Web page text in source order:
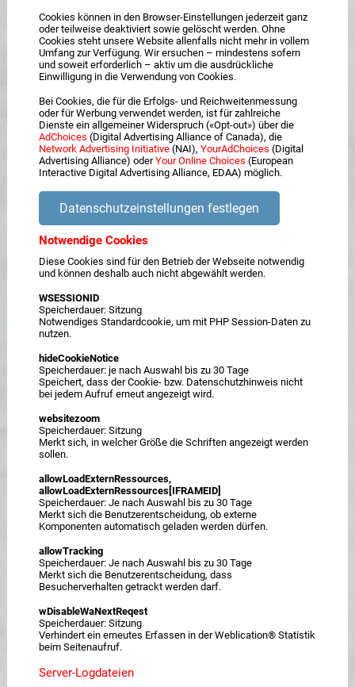
Cookies können in den Browser-Einstellungen jederzeit ganz
oder teilweise deaktiviert sowie gelöscht werden. Ohne
Cookies steht unsere Website allenfalls nicht mehr in vollem
Umfang zur Verfügung. Wir ersuchen – mindestens sofern
und soweit erforderlich – aktiv um die ausdrückliche
Einwilligung in die Verwendung von Cookies.
Bei Cookies, die für die Erfolgs- und Reichweitenmessung
oder für Werbung verwendet werden, ist für zahlreiche
Dienste ein allgemeiner Widerspruch («Opt-out») über die
AdChoices (Digital Advertising Alliance of Canada), die
Network Advertising Initiative(NAI), YourAdChoices (Digital
Advertising Alliance) oderYour Online Choices (European
Interactive Digital Advertising Alliance, EDAA) möglich.
Datenschutzeinstellungen festlegen
Notwendige Cookies
Diese Cookies sind für den Betrieb der Webseite notwendig
und können deshalb auch nicht abgewählt werden.
WSESSIONID
Speicherdauer: Sitzung
Notwendiges Standardcookie, um mit PHP Session-Daten zu
nutzen.
hideCookieNotice
Speicherdauer: je nach Auswahl bis zu 30 Tage
Speichert, dass der Cookie- bzw. Datenschutzhinweis nicht
bei jedem Aufruf erneut angezeigt wird.
websitezoom
Speicherdauer: Sitzung
Merkt sich, in welcher Größe die Schriften angezeigt werden
sollen.
allowLoadExternRessources,
allowLoadExternRessources[IFRAMEID]
Speicherdauer: Je nach Auswahl bis zu 30 Tage
Merkt sich die Benutzerentscheidung, ob externe
Komponenten automatisch geladen werden dürfen.
allowTracking
Speicherdauer: Je nach Auswahl bis zu 30 Tage
Merkt sich die Benutzerentscheidung, dass
Besucherverhalten getrackt werden darf.
wDisableWaNextReqest
Speicherdauer: Sitzung
Verhindert ein erneutes Erfassen in der Weblication® Statistik
beim Seitenaufruf.
Server-Logdateien